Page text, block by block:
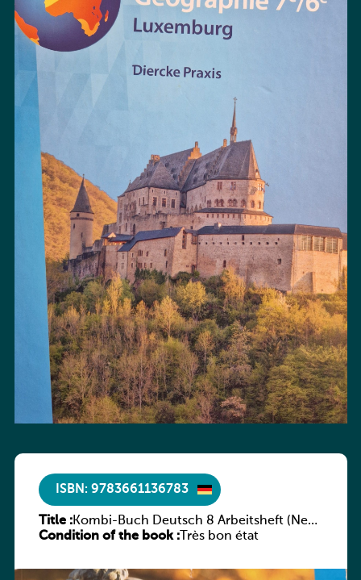
ISBN: 9783661136783
Title :Kombi-Buch Deutsch 8 Arbeitsheft (Neue
Ausgabe Luxemburg)
Condition of the book :Très bon état